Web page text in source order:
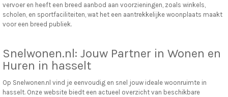
vervoer en heeft een breed aanbod aan voorzieningen, zoals winkels,
scholen, en sportfaciliteiten, wat het een aantrekkelijke woonplaats maakt
voor een breed publiek.
Snelwonen.nl: Jouw Partner in Wonen en
Huren in hasselt
Op Snelwonen.nl vind je eenvoudig en snel jouw ideale woonruimte in
hasselt. Onze website biedt een actueel overzicht van beschikbare